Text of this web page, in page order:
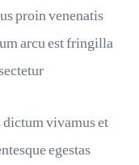
proin venenatis
arcu est fringilla
dictum vivamus et
egestas